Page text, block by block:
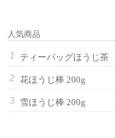
人気商品
ティーバッグほうじ
花ほうじ棒 200g
雪ほうじ棒 200g